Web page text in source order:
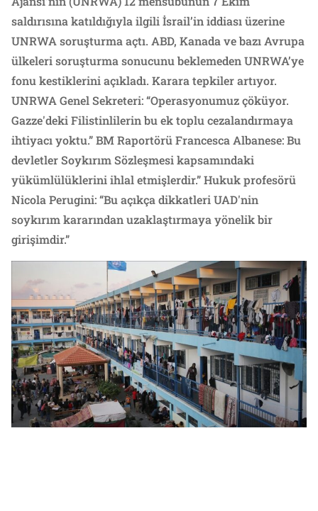
saldırısına katıldığıyla ilgili İsrail’in iddiası üzerine
UNRWA soruşturma açtı. ABD, Kanada ve bazı Avrupa
ülkeleri soruşturma sonucunu beklemeden UNRWA’ye
fonu kestiklerini açıkladı. Karara tepkiler artıyor.
UNRWA Genel Sekreteri: “Operasyonumuz çöküyor.
Gazze'deki Filistinlilerin bu ek toplu cezalandırmaya
ihtiyacı yoktu.” BM Raportörü Francesca Albanese: Bu
devletler Soykırım Sözleşmesi kapsamındaki
yükümlülüklerini ihlal etmişlerdir.” Hukuk profesörü
Nicola Perugini: “Bu açıkça dikkatleri UAD'nin
soykırım kararından uzaklaştırmaya yönelik bir
girişimdir.”